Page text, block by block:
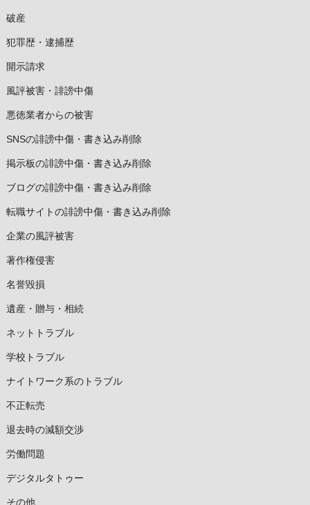
破産
犯罪歴・逮捕歴
開示請求
風評被害・誹謗中傷
悪徳業者からの被害
SNSの誹謗中傷・書き込み削除
掲示板の誹謗中傷・書き込み削除
ブログの誹謗中傷・書き込み削除
転職サイトの誹謗中傷・書き込み削除
企業の風評被害
著作権侵害
名誉毀損
遺産・贈与・相続
ネットトラブル
学校トラブル
ナイトワーク系のトラブル
不正転売
退去時の減額交渉
労働問題
デジタルタトゥー
その他